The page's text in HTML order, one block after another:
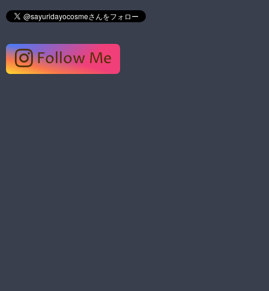
Follow Me